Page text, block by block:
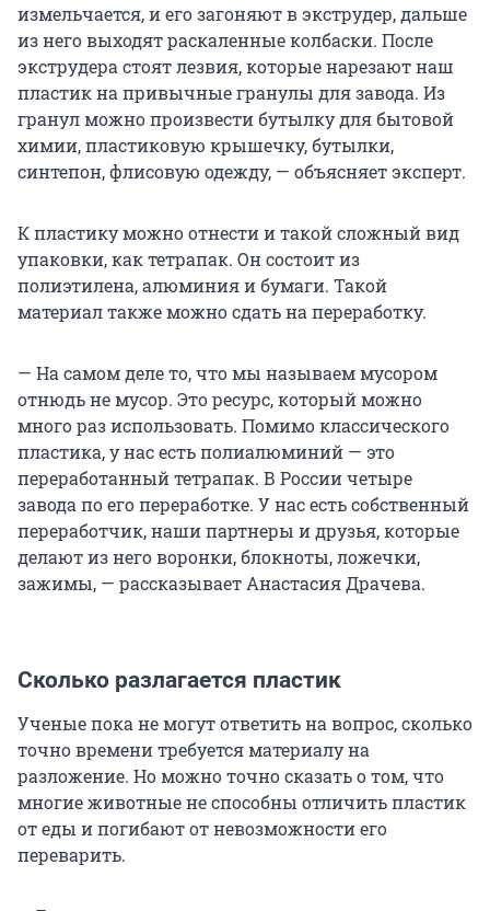
измельчается, и его загоняют в экструдер, дальше
из него выходят раскаленные колбаски. После
экструдера стоят лезвия, которые нарезают наш
пластик на привычные гранулы для завода. Из
гранул можно произвести бутылку для бытовой
химии, пластиковую крышечку, бутылки,
синтепон, флисовую одежду, — объясняет эксперт.
К пластику можно отнести и такой сложный вид
упаковки, как тетрапак. Он состоит из
полиэтилена, алюминия и бумаги. Такой
материал также можно сдать на переработку.
— На самом деле то, что мы называем мусором
отнюдь не мусор. Это ресурс, который можно
много раз использовать. Помимо классического
пластика, у нас есть полиалюминий — это
переработанный тетрапак. В России четыре
завода по его переработке. У нас есть собственный
переработчик, наши партнеры и друзья, которые
делают из него воронки, блокноты, ложечки,
зажимы, — рассказывает Анастасия Драчева.
Сколько разлагается пластик
Ученые пока не могут ответить на вопрос, сколько
точно времени требуется материалу на
разложение. Но можно точно сказать о том, что
многие животные не способны отличить пластик
от еды и погибают от невозможности его
переварить.